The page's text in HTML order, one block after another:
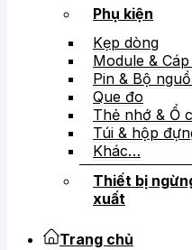
Phụ kiện
Kẹp dòng
Module &
Pin & Bộ
Que đo
Thẻ nhớ & Ổ
Túi & hộp
Khác…
Thiết bị
xuất
Trang chủ